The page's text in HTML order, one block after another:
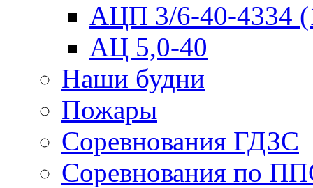
АЦП 3/6-40-4334
АЦ 5,0-40
Наши будни
Пожары
Соревнования ГДЗС
Соревнования по